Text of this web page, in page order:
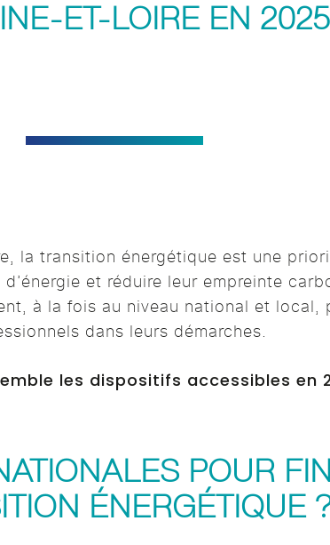
ET-LOIRE EN 2025
la transition énergétique est une
et réduire leur empreinte
à la fois au niveau national et local,
dans leurs démarches.
les dispositifs accessibles en
POUR
ÉNERGÉTIQUE